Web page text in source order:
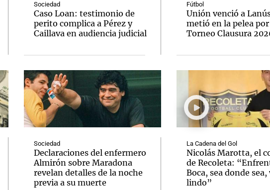
Sociedad
Caso Loan: testimonio de
perito complica a Pérez y
Caillava en audiencia judicial
Sociedad
Declaraciones del enfermero
Almirón sobre Maradona
revelan detalles de la noche
previa a su muerte
Fútbol
Unión venció a
metió en la pelea
Torneo Clausura
La Cadena del Gol
Nicolás Marotta, el
de Recoleta:
Boca, sea donde sea,
lindo”
Notas
El huracán de Arequito Cadena